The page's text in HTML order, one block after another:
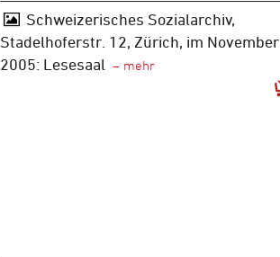
Schweizerisches Sozialarchiv,
Stadelhoferstr. 12, Zürich, im November
2005: Lesesaal